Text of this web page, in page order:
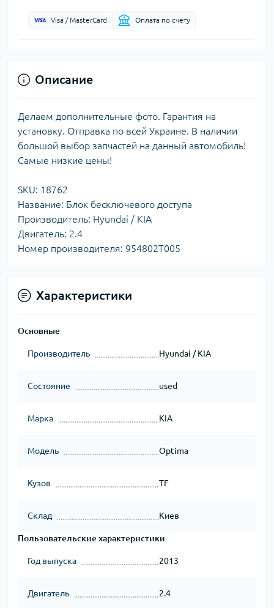
Visa / MasterCard Оплата по счету
Описание
Делаем дополнительные фото. Гарантия на
установку. Отправка по всей Украине. В наличии
большой выбор запчастей на данный автомобиль!
Самые низкие цены!
SKU: 18762
Название: Блок бесключевого доступа
Производитель: Hyundai / KIA
Двигатель: 2.4
Номер производителя: 954802T005
Характеристики
Основные
Производитель Hyundai / KIA
Состояние used
Марка KIA
Модель Optima
Кузов TF
Склад Киев
Пользовательские характеристики
Год выпуска 2013
Двигатель 2.4